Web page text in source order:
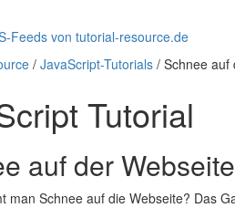
/ JavaScript-Tutorials / Schnee auf
Tutorial
auf der Webseite
man Schnee auf die Webseite? Das